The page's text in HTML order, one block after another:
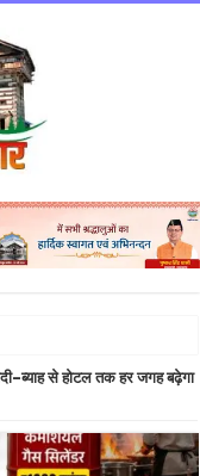
ब्याह से होटल तक हर जगह बढ़ेगा